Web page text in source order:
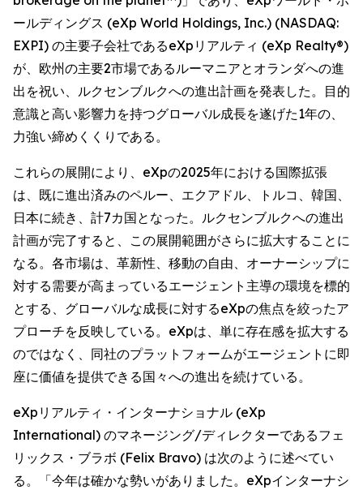
ールディングス (eXp World Holdings, Inc.) (NASDAQ:
EXPI) の主要子会社であるeXpリアルティ (eXp Realty®)
が、欧州の主要2市場であるルーマニアとオランダへの進
出を祝い、ルクセンブルクへの進出計画を発表した。目的
意識と高い影響力を持つグローバル成長を遂げた1年の、
力強い締めくくりである。
これらの展開により、eXpの2025年における国際拡張
は、既に進出済みのペルー、エクアドル、トルコ、韓国、
日本に続き、計7カ国となった。ルクセンブルクへの進出
計画が完了すると、この展開範囲がさらに拡大することに
なる。各市場は、革新性、移動の自由、オーナーシップに
対する需要が高まっているエージェント主導の環境を標的
とする、グローバルな成長に対するeXpの焦点を絞ったア
プローチを反映している。eXpは、単に存在感を拡大する
のではなく、同社のプラットフォームがエージェントに即
座に価値を提供できる国々への進出を続けている。
eXpリアルティ・インターナショナル (eXp
International) のマネージング/ディレクターであるフェ
リックス・ブラボ (Felix Bravo) は次のように述べてい
る。「今年は確かな勢いがありました。eXpインターナシ